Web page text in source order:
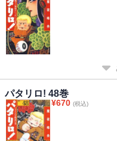
パタリロ! 48巻
¥670 (税込)